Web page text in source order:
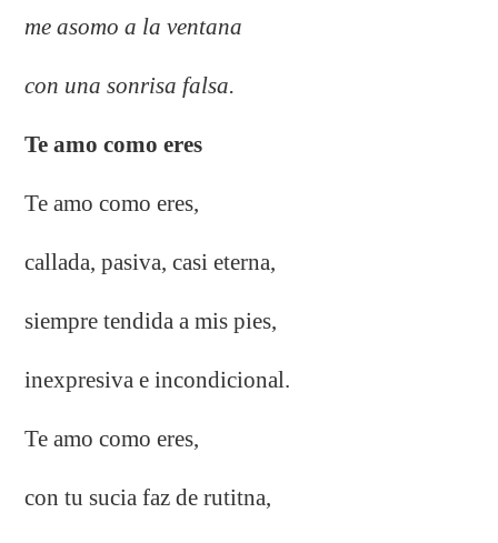
me asomo a la ventana
con una sonrisa falsa.
Te amo como eres
Te amo como eres,
callada, pasiva, casi eterna,
siempre tendida a mis pies,
inexpresiva e incondicional.
Te amo como eres,
con tu sucia faz de rutitna,